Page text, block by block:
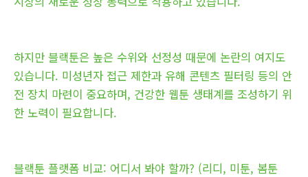
하지만 블랙툰은 높은 수위와 선정성 때문에 논란의 여지도
있습니다. 미성년자 접근 제한과 유해 콘텐츠 필터링 등의 안
전 장치 마련이 중요하며, 건강한 웹툰 생태계를 조성하기 위
한 노력이 필요합니다.
블랙툰 플랫폼 비교: 어디서 봐야 할까? (리디, 미툰, 봄툰